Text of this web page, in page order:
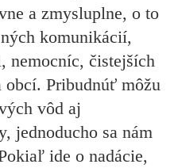
a zmysluplne, o to
komunikácií,
nemocníc, čistejších
obcí. Pribudnúť môžu
vôd aj
jednoducho sa nám
ide o nadácie,